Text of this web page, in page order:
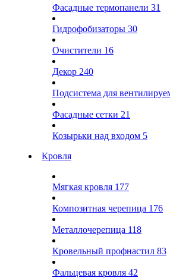
Фасадные термопанели 31
Гидрофобизаторы 30
Очистители 16
Декор 240
Подсистема для
Фасадные сетки 21
Козырьки над входом 5
Кровля
Мягкая кровля 177
Композитная черепица 176
Металлочерепица 118
Кровельный профнастил 83
Фальцевая кровля 42